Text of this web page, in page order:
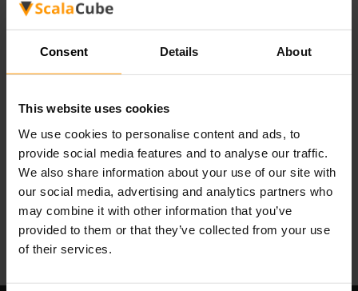
Consent Details About
This website uses cookies
We use cookies to personalise content and ads, to
provide social media features and to analyse our traffic.
We also share information about your use of our site with
our social media, advertising and analytics partners who
may combine it with other information that you’ve
provided to them or that they’ve collected from your use
of their services.
Valheim
Serverhosting
All Games